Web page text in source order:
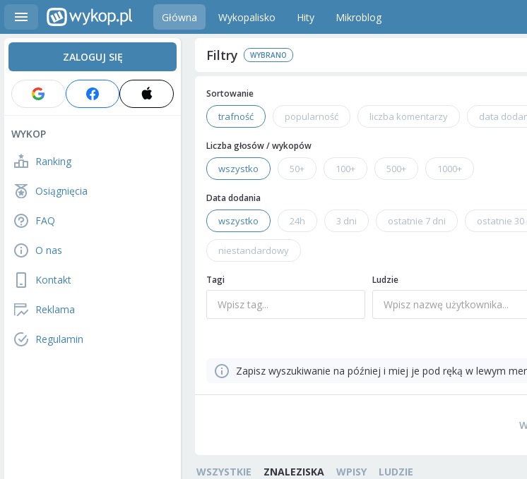
Główna Wykopalisko Hity Mikroblog
ZALOGUJ SIĘ
WYKOP
Ranking
Osiągnięcia
FAQ
O nas
Kontakt
Reklama
Regulamin
Filtry
Sortowanie
trafność popularność liczba komentarzy data
Liczba głosów / wykopów
wszystko 50+ 100+ 500+ 1000+
Data dodania
wszystko 24h 3 dni ostatnie 7 dni ostatnie 30
niestandardowy
Tagi Ludzie
Zapisz wyszukiwanie na później i miej je pod ręką w lewym
WSZYSTKIE ZNALEZISKA WPISY LUDZIE